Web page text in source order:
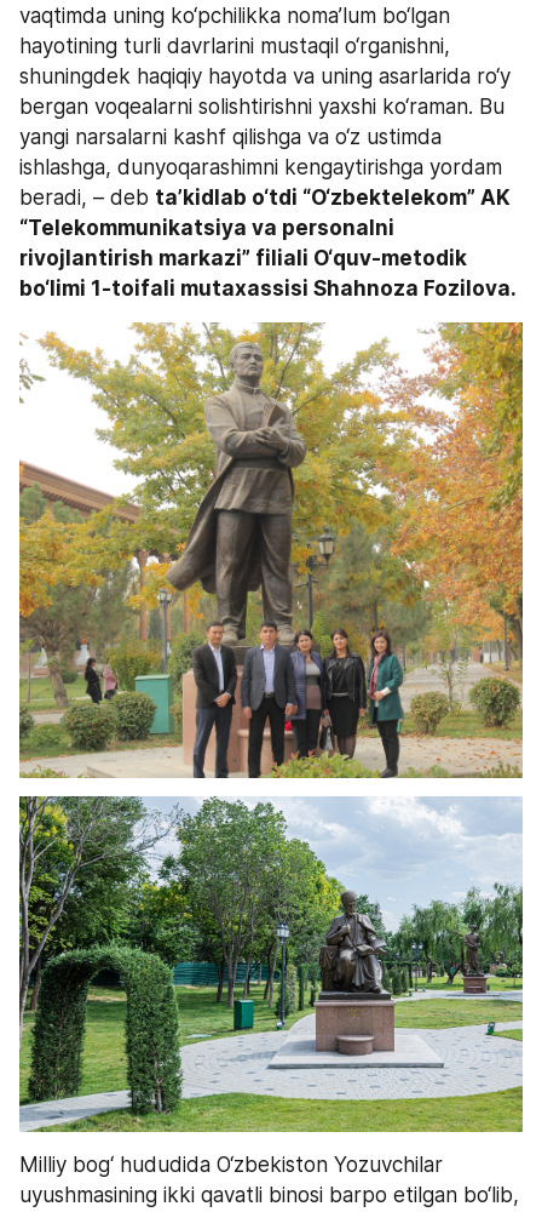
vaqtimda uning ko‘pchilikka noma’lum bo‘lgan
hayotining turli davrlarini mustaqil o‘rganishni,
shuningdek haqiqiy hayotda va uning asarlarida ro‘y
bergan voqealarni solishtirishni yaxshi ko‘raman. Bu
yangi narsalarni kashf qilishga va o‘z ustimda
ishlashga, dunyoqarashimni kengaytirishga yordam
beradi, – deb ta’kidlab o‘tdi “O‘zbektelekom” AK
“Telekommunikatsiya va personalni
rivojlantirish markazi” filiali O‘quv-metodik
bo‘limi 1-toifali mutaxassisi Shahnoza Fozilova.
Milliy bog‘ hududida O‘zbekiston Yozuvchilar
uyushmasining ikki qavatli binosi barpo etilgan bo‘lib,